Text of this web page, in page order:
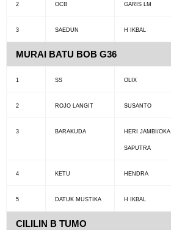
2 OCB GARIS LM
3 SAEDUN H IKBAL
MURAI BATU BOB G36
1 SS OLIX
2 ROJO LANGIT SUSANTO
3 BARAKUDA HERI JAMBI/OKA
SAPUTRA
4 KETU HENDRA
5 DATUK MUSTIKA H IKBAL
CILILIN B TUMO